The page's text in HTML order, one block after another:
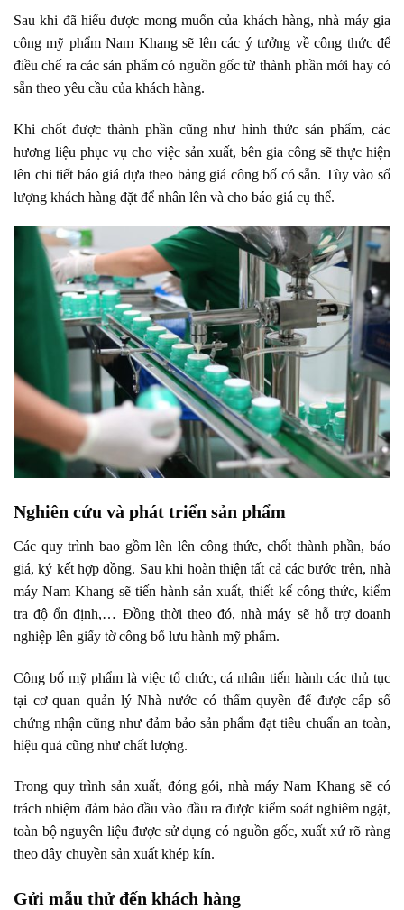
Sau khi đã hiểu được mong muốn của khách hàng,nhà máy gia
công mỹ phẩmNam Khang sẽ lên các ý tưởng về công thức để
điều chế ra các sản phẩm có nguồn gốc từ thành phần mới hay có
sẵn theo yêu cầu của khách hàng.
Khi chốt được thành phần cũng như hình thức sản phẩm, các
hương liệu phục vụ cho việc sản xuất, bên gia công sẽ thực hiện
lên chi tiết báo giá dựa theo bảng giá công bố có sẵn. Tùy vào số
lượng khách hàng đặt để nhân lên và cho báo giá cụ thể.
Nghiên cứu và phát triển sản phẩm
Các quy trình bao gồm lên lên công thức, chốt thành phần, báo
giá, ký kết hợp đồng. Sau khi hoàn thiện tất cả các bước trên, nhà
máy Nam Khang sẽ tiến hành sản xuất, thiết kế công thức, kiểm
tra độ ổn định,… Đồng thời theo đó, nhà máy sẽ hỗ trợ doanh
nghiệp lên giấy tờ công bố lưu hành mỹ phẩm.
Công bố mỹ phẩm là việc tổ chức, cá nhân tiến hành các thủ tục
tại cơ quan quản lý Nhà nước có thẩm quyền để được cấp số
chứng nhận cũng như đảm bảo sản phẩm đạt tiêu chuẩn an toàn,
hiệu quả cũng như chất lượng.
Trong quy trình sản xuất, đóng gói, nhà máy Nam Khang sẽ có
trách nhiệm đảm bảo đầu vào đầu ra được kiểm soát nghiêm ngặt,
toàn bộ nguyên liệu được sử dụng có nguồn gốc, xuất xứ rõ ràng
theo dây chuyền sản xuất khép kín.
Gửi mẫu thử đến khách hàng